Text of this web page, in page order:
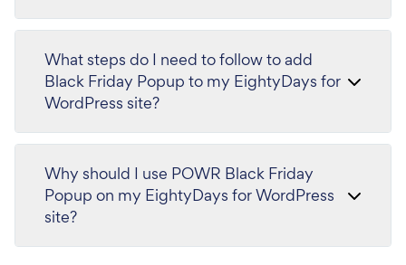
What steps do I need to follow to add
Black Friday Popup to my EightyDays for
WordPress site?
Why should I use POWR Black Friday
Popup on my EightyDays for WordPress
site?